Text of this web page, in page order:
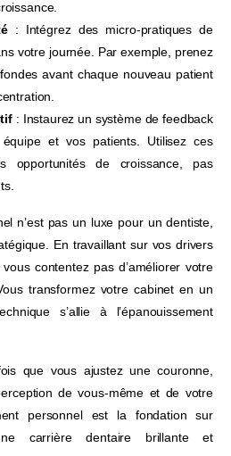
: Intégrez des micro-pratiques de
votre journée. Par exemple, prenez
avant chaque nouveau patient
: Instaurez un système de feedback
et vos patients. Utilisez ces
opportunités de croissance, pas
n’est pas un luxe pour un dentiste,
En travaillant sur vos drivers
contentez pas d’améliorer votre
transformez votre cabinet en un
s’allie à l’épanouissement
que vous ajustez une couronne,
de vous-même et de votre
personnel est la fondation sur
carrière dentaire brillante et
?
en 2 minutes et
vraiment la croissance de
pistes concrètes pour